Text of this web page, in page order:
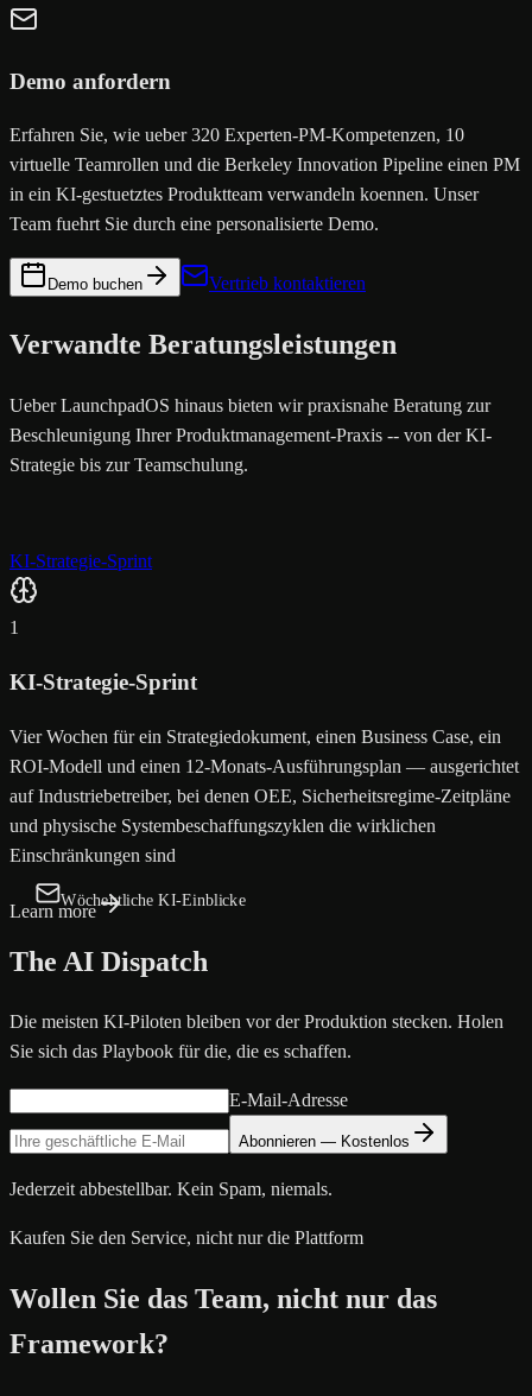
Demo anfordern
Erfahren Sie, wie ueber 320 Experten-PM-Kompetenzen, 10
virtuelle Teamrollen und die Berkeley Innovation Pipeline einen PM
in ein KI-gestuetztes Produktteam verwandeln koennen. Unser
Team fuehrt Sie durch eine personalisierte Demo.
Demo buchen Vertrieb kontaktieren
Verwandte Beratungsleistungen
Ueber LaunchpadOS hinaus bieten wir praxisnahe Beratung zur
Beschleunigung Ihrer Produktmanagement-Praxis -- von der KI-
Strategie bis zur Teamschulung.
KI-Strategie-Sprint
1
KI-Strategie-Sprint
Vier Wochen für ein Strategiedokument, einen Business Case, ein
ROI-Modell und einen 12-Monats-Ausführungsplan — ausgerichtet
auf Industriebetreiber, bei denen OEE, Sicherheitsregime-Zeitpläne
und physische Systembeschaffungszyklen die wirklichen
Einschränkungen sind
Learn more
Wöchentliche KI-Einblicke
The AI Dispatch
Die meisten KI-Piloten bleiben vor der Produktion stecken. Holen
Sie sich das Playbook für die, die es schaffen.
E-Mail-Adresse
Abonnieren — Kostenlos
Jederzeit abbestellbar. Kein Spam, niemals.
Kaufen Sie den Service, nicht nur die Plattform
Wollen Sie das Team, nicht nur das
Framework?